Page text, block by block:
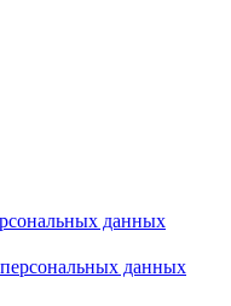
данных
данных